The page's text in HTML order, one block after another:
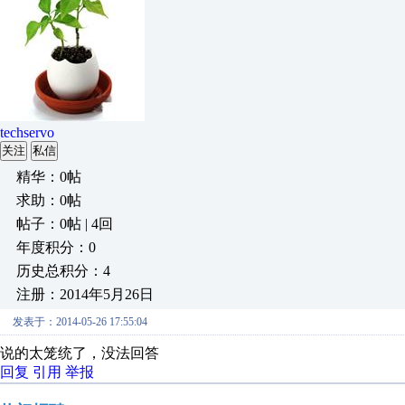
techservo
关注 私信
精华：0帖
求助：0帖
帖子：0帖 | 4回
年度积分：0
历史总积分：4
注册：2014年5月26日
发表于：2014-05-26 17:55:04
说的太笼统了，没法回答
回复 引用 举报